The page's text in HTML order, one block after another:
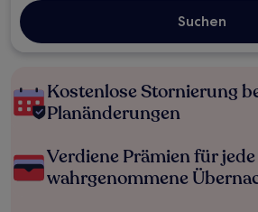
Suchen
Kostenlose Stornierung
Planänderungen
Verdiene Prämien für jede
wahrgenommene